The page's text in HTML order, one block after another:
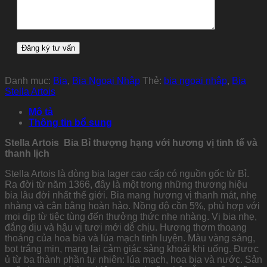
Danh mục: Bia, Bia Ngoại Nhập Thẻ: bia ngoại nhập, Bia
Stella Artois
Mô tả
Thông tin bổ sung
Stella Artois Bia Bỉ thượng hạng với hương vị tinh tế và
thanh lịch
Stella Artois là dòng bia lager cao cấp có nguồn gốc từ Bỉ.
Ra đời từ năm 1366, đây là một trong những thương hiệu
bia lâu đời nhất thế giới. Bia mang hương vị thanh mát, nhẹ
nhàng và cân bằng hoàn hảo. Nồng độ cồn 5%, phù hợp với
mọi dịp từ tiệc tùng đến thưởng thức nhẹ nhàng. Vị bia nhẹ,
đắng dịu và hậu vị tươi mới dễ chịu. Hương thơm thoang
thoảng của hoa bia và lúa mạch tinh luyện. Màu vàng sáng,
bọt trắng mịn, mang lại cảm giác sảng khoái khi uống. Được
ủ từ ba thành phần tự nhiên: lúa mạch, hoa bia và nước. Sản